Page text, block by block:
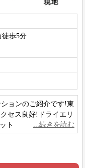
徒歩5分
ョンのご紹介です!東
セス良好!ドライエリ
ト飼育可の物件にな